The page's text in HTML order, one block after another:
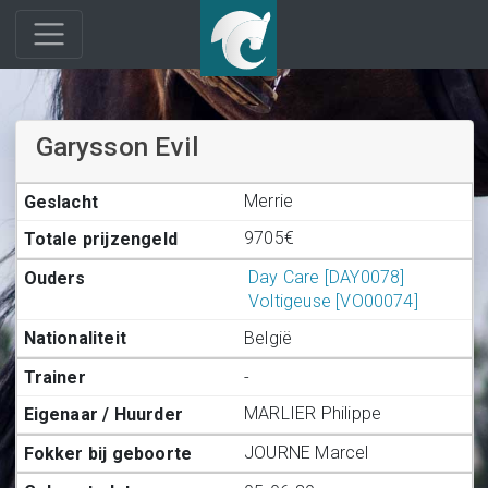
Garysson Evil
Merrie
9705€
Day Care [DAY0078]
Voltigeuse [VO00074]
België
-
MARLIER Philippe
JOURNE Marcel